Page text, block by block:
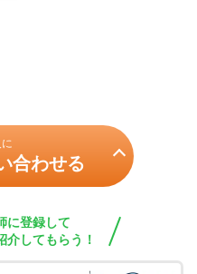
合わせる
に登録して
介してもらう！